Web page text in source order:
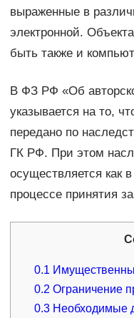
выраженные в
электронной.
быть также и
В ФЗ РФ «Об
указывается на то,
передано по
ГК РФ. При этом
осуществляется как
процессе принятия
0.1
0.2 Ограничение
0.3 Необходимые